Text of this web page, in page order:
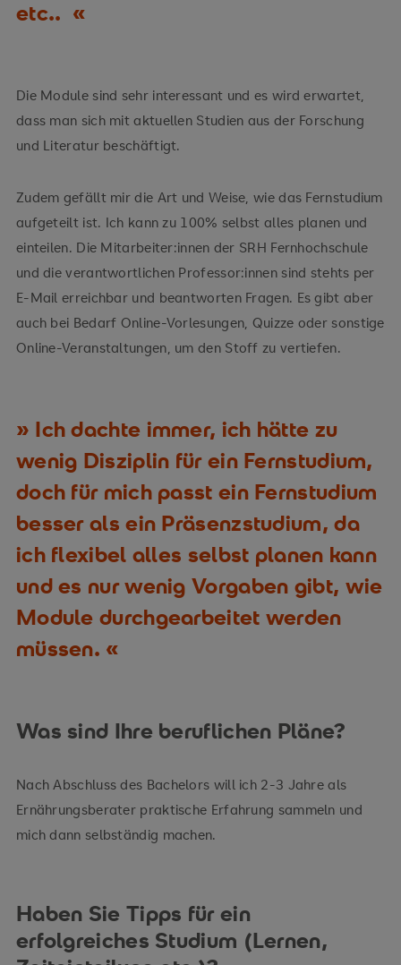
etc..
Die Module sind sehr interessant und es wird erwartet,
dass man sich mit aktuellen Studien aus der Forschung
und Literatur beschäftigt.
Zudem gefällt mir die Art und Weise, wie das Fernstudium
aufgeteilt ist. Ich kann zu 100% selbst alles planen und
einteilen. Die Mitarbeiter:innen der SRH Fernhochschule
und die verantwortlichen Professor:innen sind stehts per
E-Mail erreichbar und beantworten Fragen. Es gibt aber
auch bei Bedarf Online-Vorlesungen, Quizze oder sonstige
Online-Veranstaltungen, um den Stoff zu vertiefen.
Ich dachte immer, ich hätte zu
wenig Disziplin für ein Fernstudium,
doch für mich passt ein Fernstudium
besser als ein Präsenzstudium, da
ich flexibel alles selbst planen kann
und es nur wenig Vorgaben gibt, wie
Module durchgearbeitet werden
müssen.
Was sind Ihre beruflichen Pläne?
Nach Abschluss des Bachelors will ich 2-3 Jahre als
Ernährungsberater praktische Erfahrung sammeln und
mich dann selbständig machen.
Haben Sie Tipps für ein
erfolgreiches Studium (Lernen,